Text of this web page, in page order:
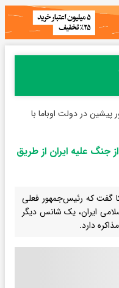
پیشین در دولت اوباما با
علیه ایران از طریق
گفت که رئیس‌جمهور فعلی
ایران، یک شانس دیگر
دارد.